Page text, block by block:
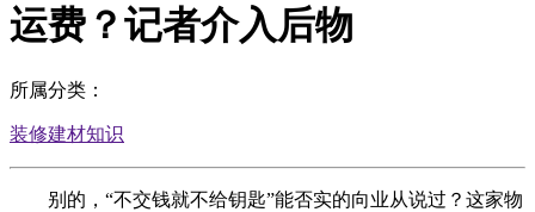
运费？记者介入后物
所属分类：
装修建材知识
别的，“不交钱就不给钥匙”能否实的向业从说过？这家物